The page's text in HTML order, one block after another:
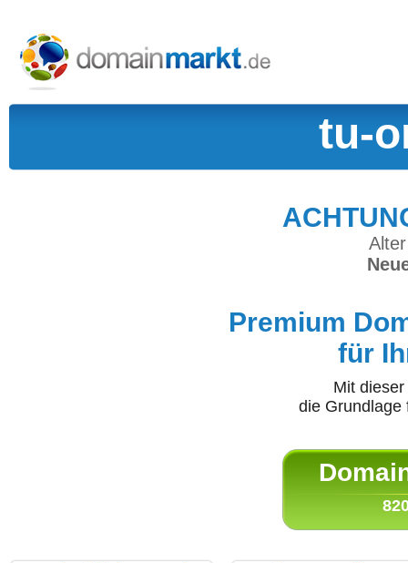
tu-
Premium
für
Mit
die